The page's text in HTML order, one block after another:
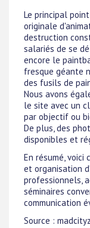
Le principal
originale
destruction
salariés de se
encore le
fresque géante
des fusils de
Nous avons
le site avec un
par objectif ou
De plus, des
disponibles et
En résumé,
et organisation
professionnels,
séminaires
communication
Source :